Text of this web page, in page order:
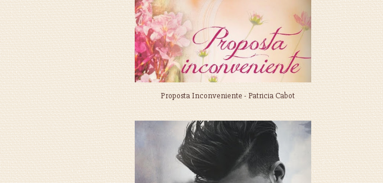
Proposta Inconveniente - Patricia Cabot